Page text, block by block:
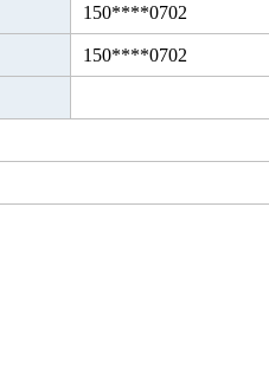
150****0702
150****0702